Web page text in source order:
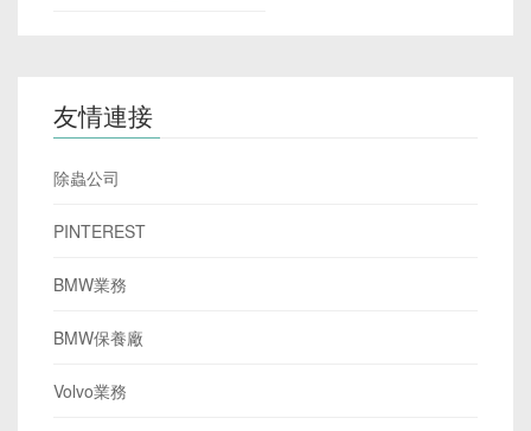
友情連接
除蟲公司
PINTEREST
BMW業務
BMW保養廠
Volvo業務